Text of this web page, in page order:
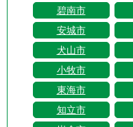
碧南市
安城市
犬山市
小牧市
東海市
知立市